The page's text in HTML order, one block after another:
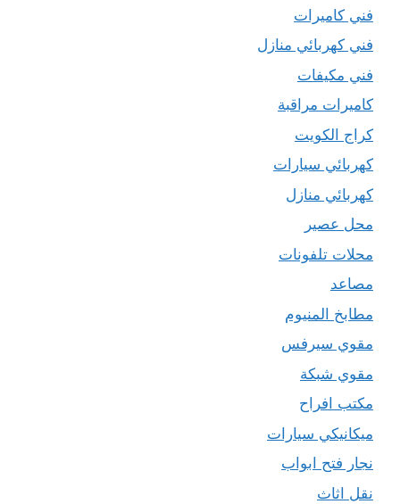
فني كاميرات
فني كهربائي منازل
فني مكيفات
كاميرات مراقبة
كراج الكويت
كهربائي سيارات
كهربائي منازل
محل عصير
محلات تلفونات
مصاعد
مطابخ المنيوم
مقوي سيرفس
مقوي شبكة
مكتب افراح
ميكانيكي سيارات
نجار فتح ابواب
نقل اثاث